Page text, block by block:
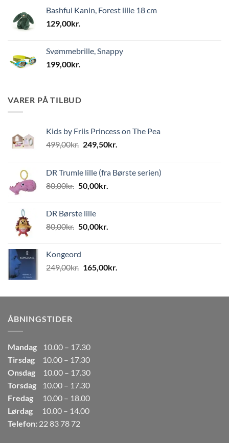
Bashful Kanin, Forest lille 18 cm
129,00kr.
Svømmebrille, Snappy
199,00kr.
VARER PÅ TILBUD
Kids by Friis Princess on The Pea
499,00kr. Den
var:
499,00kr..
249,50kr.
er:
DR Trumle lille (fra Børste serien)
80,00kr. Den
var:
80,00kr..
50,00kr.
50,00kr..
DR Børste lille
80,00kr. Den
var:
80,00kr..
50,00kr.
50,00kr..
Kongeord
249,00kr. Den
var:
165,00kr.
er:
ÅBNINGSTIDER
Mandag
10.00 – 17.30
Tirsdag
10.00 – 17.30
Onsdag
10.00 – 17.30
Torsdag
10.00 – 17.30
Fredag
10.00 – 18.00
Lørdag
10.00 – 14.00
Telefon: 22 83 78 72